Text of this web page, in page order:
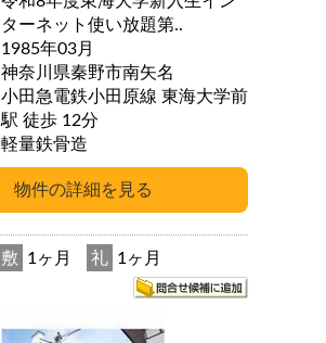
ターネット使い放題第..
1985年03月
神奈川県秦野市南矢名
小田急電鉄小田原線 東海大学前
駅 徒歩 12分
軽量鉄骨造
敷 1ヶ月 礼 1ヶ月